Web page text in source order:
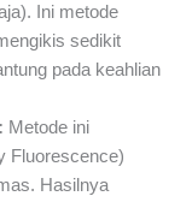
Ini metode
sedikit
pada keahlian
Metode ini
Fluorescence)
Hasilnya